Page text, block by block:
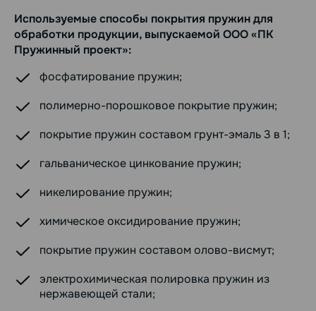
Используемые способы покрытия пружин для
обработки продукции, выпускаемой ООО «ПК
Пружинный проект»:
фосфатирование пружин;
полимерно-порошковое покрытие пружин;
покрытие пружин составом грунт-эмаль 3 в 1;
гальваническое цинкование пружин;
никелирование пружин;
химическое оксидирование пружин;
покрытие пружин составом олово-висмут;
электрохимическая полировка пружин из
нержавеющей стали;